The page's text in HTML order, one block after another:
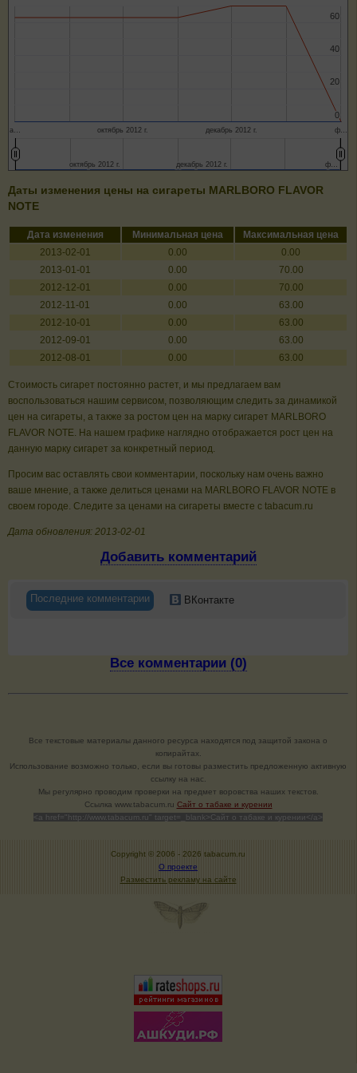
а… октябрь 2012 г. декабрь 2012 г. ф…
0
0
20
20
40
40
60
60
октябрь 2012 г.
октябрь 2012 г. декабрь 2012 г.
декабрь 2012 г. ф…
ф…
Даты изменения цены на сигареты MARLBORO FLAVOR
NOTE
Дата изменения Минимальная цена
Максимальная цена
2013-02-01
0.00
0.00
2013-01-01
0.00
70.00
2012-12-01
0.00
70.00
2012-11-01
0.00
63.00
2012-10-01
0.00
63.00
2012-09-01
0.00
63.00
2012-08-01
0.00 63.00
Стоимость сигарет постоянно растет, и мы предлагаем вам
воспользоваться нашим сервисом, позволяющим следить за динамикой
цен на сигареты, а также за ростом цен на марку сигарет MARLBORO
FLAVOR NOTE. На нашем графике наглядно отображается рост цен на
данную марку сигарет за конкретный период.
Просим вас оставлять свои комментарии, поскольку нам очень важно
ваше мнение, а также делиться ценами на MARLBORO FLAVOR NOTE в
своем городе. Следите за ценами на сигареты вместе с tabacum.ru
Дата обновления: 2013-02-01
Добавить комментарий
Последние комментарии ВКонтакте
Все комментарии (0)
Все текстовые материалы данного ресурса находятся под защитой закона о
копирайтах.
Использование возможно только, если вы готовы разместить предложенную активную
ссылку на нас.
Мы регулярно проводим проверки на предмет воровства наших текстов.
Cсылка www.tabacum.ru Сайт о табаке и курении
<a href="http://www.tabacum.ru" target=_blank>Сайт о табаке и курении</a>
Copyright © 2006 - 2026 tabacum.ru
О проекте
Разместить рекламу на сайте